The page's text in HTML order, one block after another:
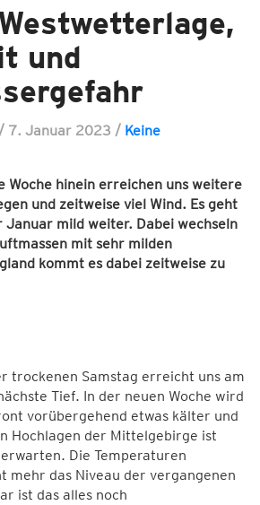
und
/ 7. Januar 2023 / Keine
Woche hinein erreichen uns weitere
und zeitweise viel Wind. Es geht
Januar mild weiter. Dabei wechseln
mit sehr milden
kommt es dabei zeitweise zu
trockenen Samstag erreicht uns am
Tief. In der neuen Woche wird
vorübergehend etwas kälter und
Hochlagen der Mittelgebirge ist
Die Temperaturen
mehr das Niveau der vergangenen
ist das alles noch